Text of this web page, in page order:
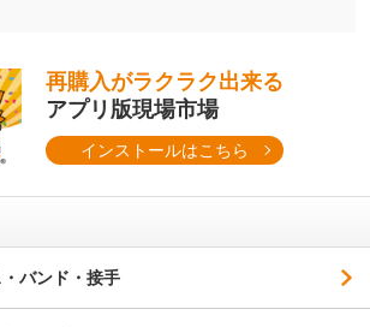
再購入がラクラク出来る
アプリ版現場市場
インストールはこちら
バンド・接手